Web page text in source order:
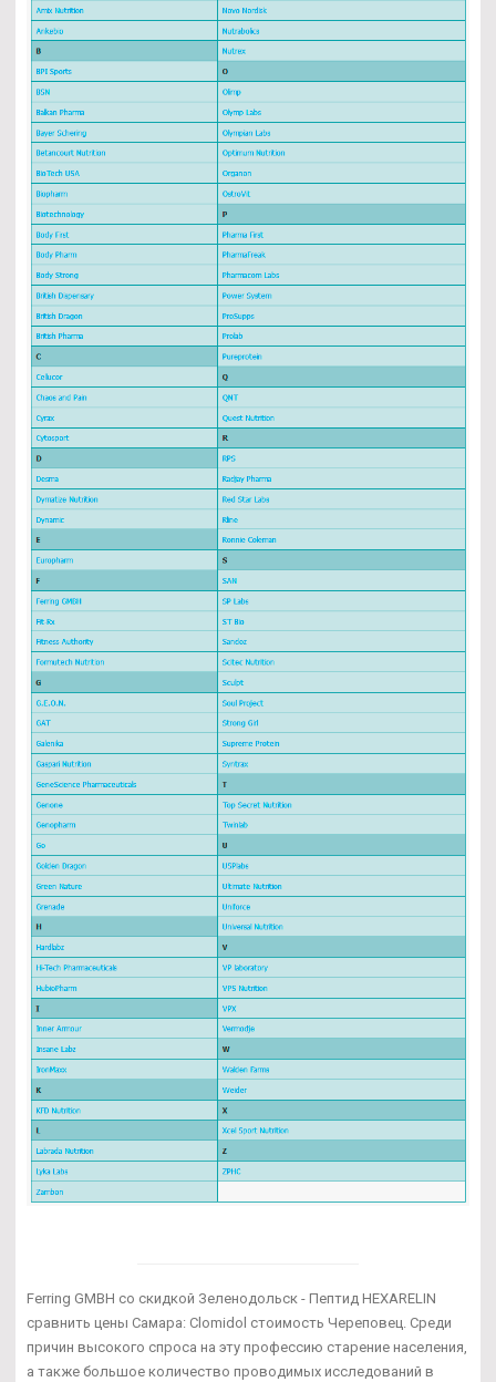
Ferring GMBH со скидкой Зеленодольск - Пептид HEXARELIN
сравнить цены Самара: Clomidol стоимость Череповец. Среди
причин высокого спроса на эту профессию старение населения,
а также большое количество проводимых исследований в